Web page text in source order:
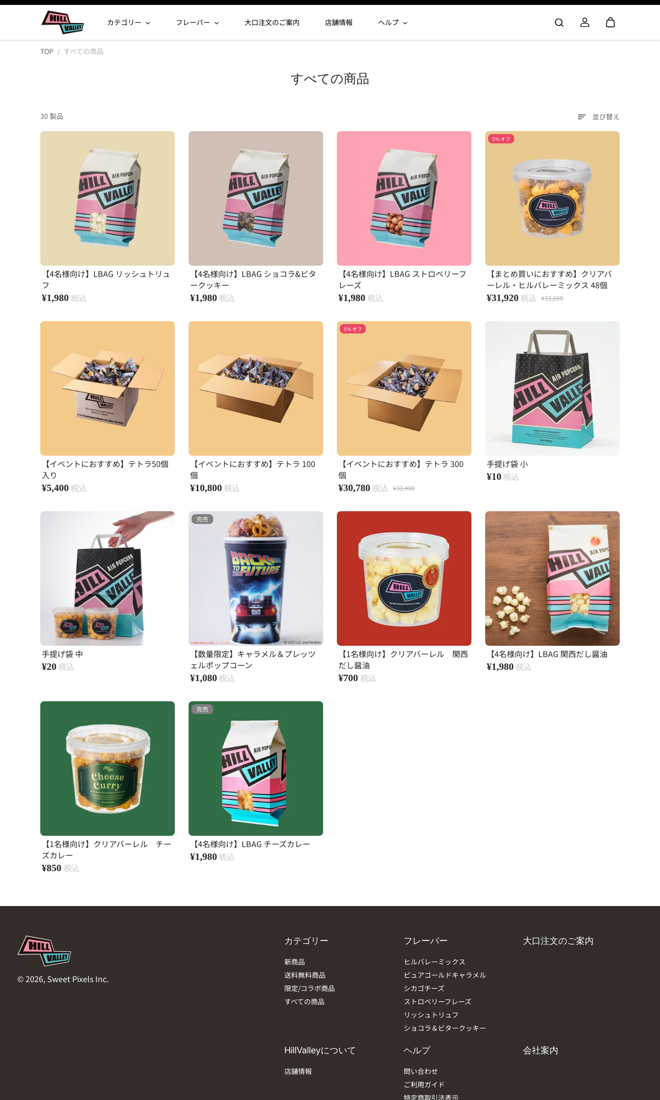
コンテンツへスキップ
カテゴリー フレーバー 大口注文のご案内 店舗情報 ヘルプ
TOP すべての商品
すべての商品
30 製品 並び替え
【4名様向け】LBAG リッシュトリュ
フ
¥1,980
【4名様向け】LBAG ショコラ&ビタ
ークッキー
¥1,980
【4名様向け】LBAG ストロベリーフ
レーズ
¥1,980
5% オフ
【まとめ買いにおすすめ】クリアバ
ーレル・ヒルバレーミックス 48個
¥31,920 ¥33,600
【イベントにおすすめ】テトラ50個
入り
¥5,400
【イベントにおすすめ】テトラ 100
個
¥10,800
5% オフ
【イベントにおすすめ】テトラ 300
個
¥30,780 ¥32,400
手提げ袋 小
¥10
手提げ袋 中
¥20
完売
【数量限定】キャラメル＆プレッツ
ェルポップコーン
¥1,080
【1名様向け】クリアバーレル 関西
だし醤油
¥700
【4名様向け】LBAG 関西だし醤油
¥1,980
【1名様向け】クリアバーレル チー
ズカレー
¥850
完売
【4名様向け】LBAG チーズカレー
¥1,980
© 2026, Sweet Pixels Inc.
カテゴリー
新商品
送料無料商品
限定/コラボ商品
すべての商品
フレーバー
ヒルバレーミックス
ピュアゴールドキャラメル
シカゴチーズ
ストロベリーフレーズ
リッシュトリュフ
ショコラ＆ビタークッキー
大口注文のご案内
HillValleyについて
店舗情報
ヘルプ
問い合わせ
ご利用ガイド
特定商取引法表示
会社案内